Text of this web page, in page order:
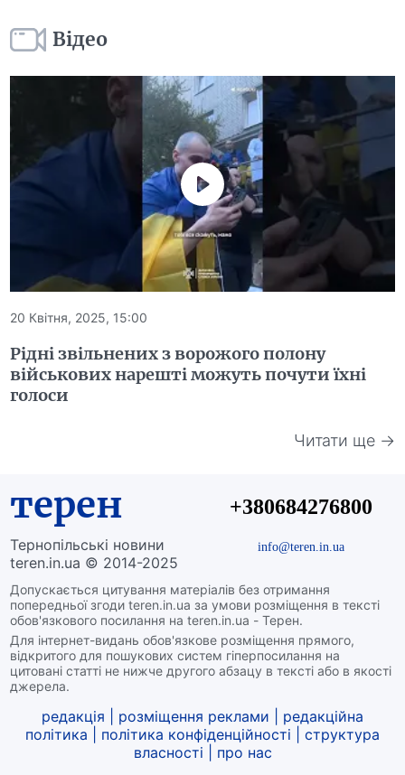
Відео
20 Квітня, 2025, 15:00
Рідні звільнених з ворожого полону
військових нарешті можуть почути їхні
голоси
Читати ще →
терен
Тернопільські новини
teren.in.ua © 2014-2025
Допускається цитування матеріалів без отримання
попередньої згоди teren.in.ua за умови розміщення в тексті
обов'язкового посилання на teren.in.ua - Терен.
Для інтернет-видань обов'язкове розміщення прямого,
відкритого для пошукових систем гіперпосилання на
цитовані статті не нижче другого абзацу в тексті або в якості
джерела.
+380684276800
info@teren.in.ua
редакція розміщення реклами
редакційна
політика
політика конфіденційності
структура
власності
про нас